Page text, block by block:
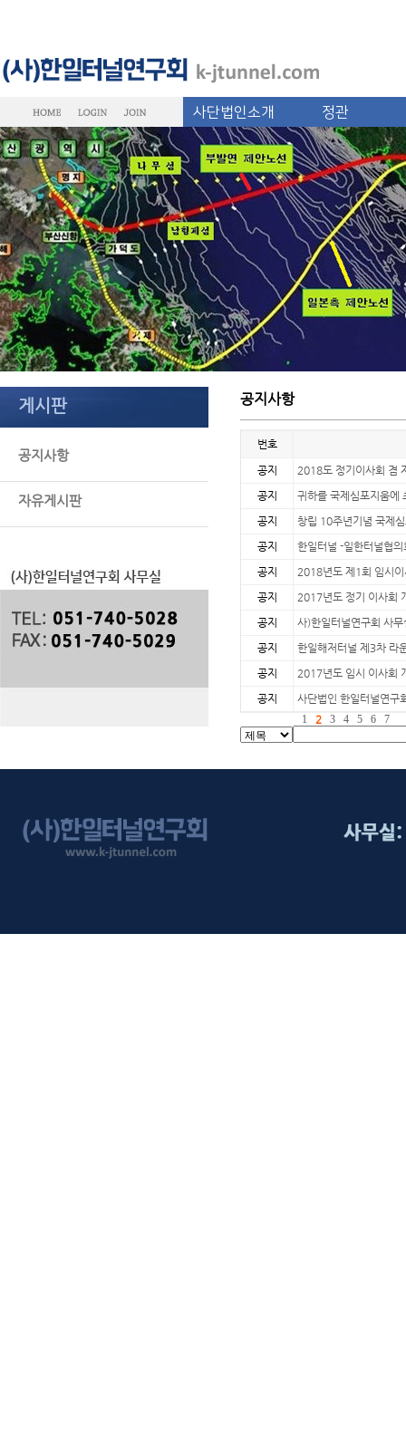
사단법인소개 정관
게시판
공지사항
자유게시판
공지사항
번호
공지
2018도 정기이사회 겸
공지
귀하를 국제심포지움에
공지
창립 10주년기념 국제
공지
한일터널 -일한터널협
공지
2018년도 제1회 임시이
공지
2017년도 정기 이사회
공지
사)한일터널연구회 사
공지
한일해저터널 제3차 라
공지
2017년도 임시 이사회
공지
사단법인 한일터널연구
1
2 3 4 5 6 7